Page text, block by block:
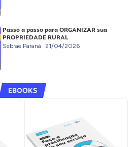
Passo a passo para ORGANIZAR sua
PROPRIEDADE RURAL
Sebrae Paraná 21/04/2026
EBOOKS